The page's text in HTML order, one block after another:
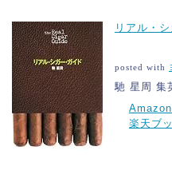
リアル・
posted with
馳 星周 集
Amazon
楽天ブ